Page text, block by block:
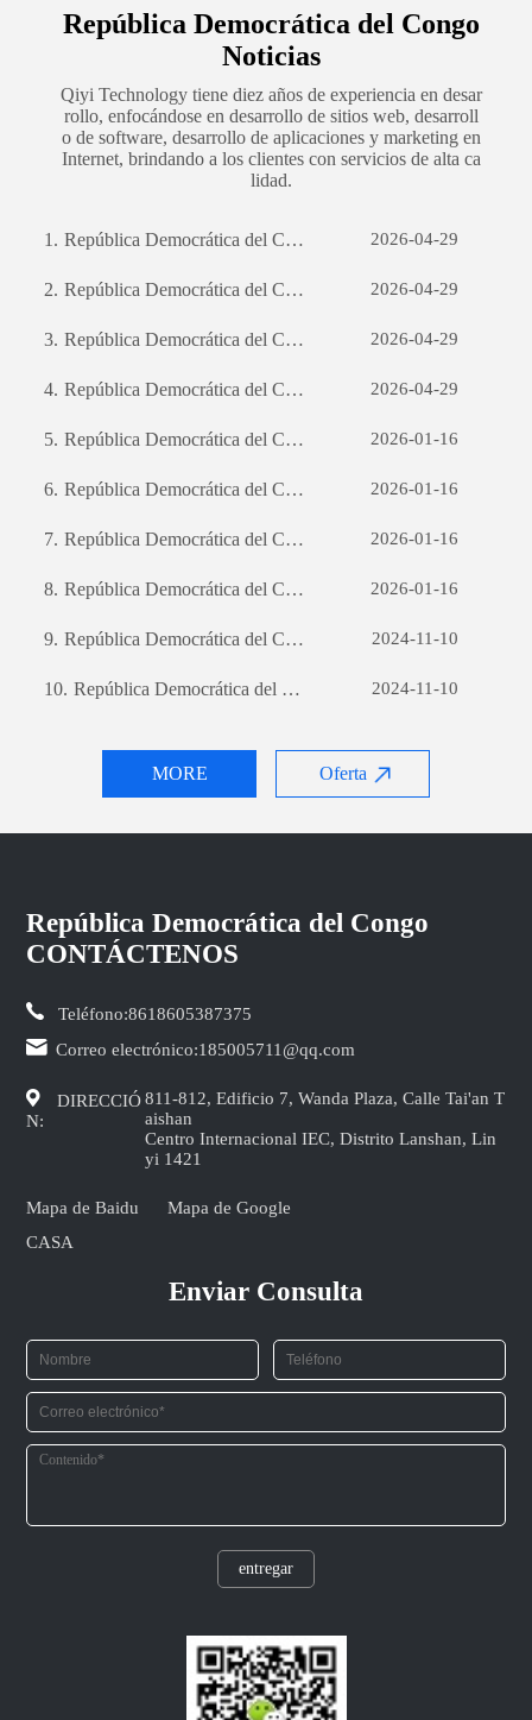
República Democrática del Congo
Noticias
Qiyi Technology tiene diez años de experiencia en desar
rollo, enfocándose en desarrollo de sitios web, desarroll
o de software, desarrollo de aplicaciones y marketing en
Internet, brindando a los clientes con servicios de alta ca
lidad.
MORE Oferta
1. República Democrática del Congo SPA Sviluppo del sito web per il commercio estero: una guida completa 2026-04-29
2. República Democrática del Congo স্পা অ্যাপ ডেভেলপমেন্টঃ একটি সফল মোবাইল অ্যাপ্লিকেশন তৈরির যাত্রা 2026-04-29
3. República Democrática del Congo স্পা ব্যবসায়িক সম্ভাবনার উন্মোচনঃ কাস্টম সফটওয়্যার ডেভেলপমেন্টের শক্তি 2026-04-29
4. República Democrática del Congo SPA Sviluppo del sito web per il commercio estero: una guida completa 2026-04-29
5. República Democrática del Congo স্পা অ্যাপ ডেভেলপমেন্টঃ একটি সফল মোবাইল অ্যাপ্লিকেশন তৈরির যাত্রা 2026-01-16
6. República Democrática del Congo স্পা অ্যাপ ডেভেলপমেন্টঃ একটি সফল মোবাইল অ্যাপ্লিকেশন তৈরির যাত্রা 2026-01-16
7. República Democrática del Congo স্পা ব্যবসায়িক সম্ভাবনার উন্মোচনঃ কাস্টম সফটওয়্যার ডেভেলপমেন্টের শক্তি 2026-01-16
8. República Democrática del Congo SPA Sviluppo del sito web per il commercio estero: una guida completa 2026-01-16
9. República Democrática del Congo SPA Sviluppo del sito web per il commercio estero: una guida completa 2024-11-10
10. República Democrática del Congo SPA Sviluppo del sito web per il commercio estero: una guida completa 2024-11-10
República Democrática del Congo
CONTÁCTENOS
Teléfono:8618605387375
Correo electrónico:185005711@qq.com
DIRECCIÓ
N:
811-812, Edificio 7, Wanda Plaza, Calle Tai'an T
aishan
Centro Internacional IEC, Distrito Lanshan, Lin
yi 1421
Mapa de Baidu
Mapa de Google
CASA
Enviar Consulta
entregar